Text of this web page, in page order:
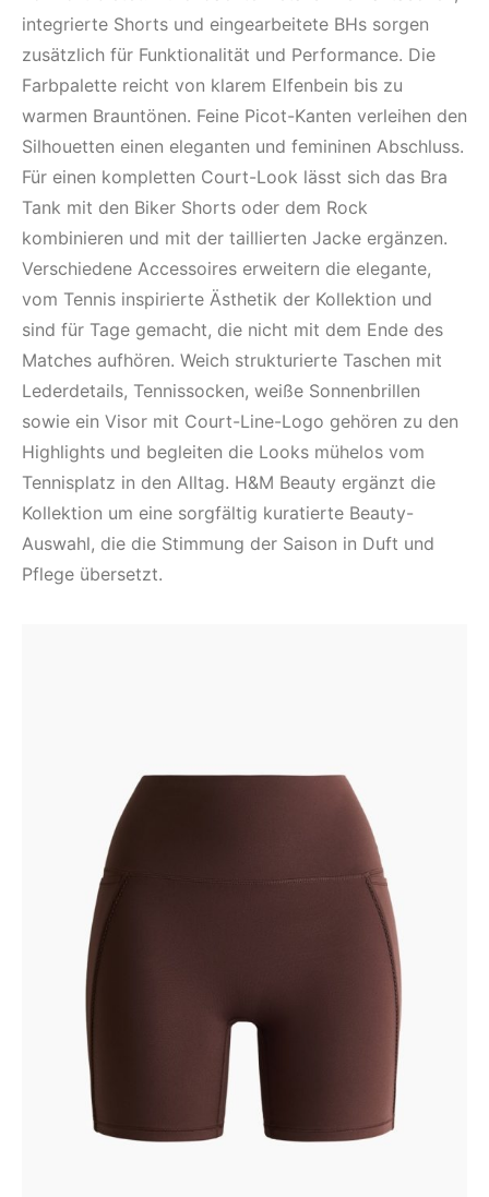
integrierte Shorts und eingearbeitete BHs sorgen
zusätzlich für Funktionalität und Performance. Die
Farbpalette reicht von klarem Elfenbein bis zu
warmen Brauntönen. Feine Picot-Kanten verleihen den
Silhouetten einen eleganten und femininen Abschluss.
Für einen kompletten Court-Look lässt sich das Bra
Tank mit den Biker Shorts oder dem Rock
kombinieren und mit der taillierten Jacke ergänzen.
Verschiedene Accessoires erweitern die elegante,
vom Tennis inspirierte Ästhetik der Kollektion und
sind für Tage gemacht, die nicht mit dem Ende des
Matches aufhören. Weich strukturierte Taschen mit
Lederdetails, Tennissocken, weiße Sonnenbrillen
sowie ein Visor mit Court-Line-Logo gehören zu den
Highlights und begleiten die Looks mühelos vom
Tennisplatz in den Alltag. H&M Beauty ergänzt die
Kollektion um eine sorgfältig kuratierte Beauty-
Auswahl, die die Stimmung der Saison in Duft und
Pflege übersetzt.